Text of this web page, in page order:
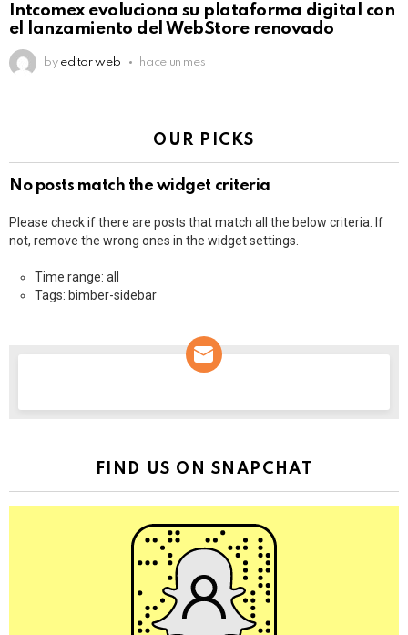
Intcomex evoluciona su plataforma digital con
el lanzamiento del WebStore renovado
by editor web hace un mes
OUR PICKS
No posts match the widget criteria
Please check if there are posts that match all the below criteria. If
not, remove the wrong ones in the widget settings.
Time range: all
Tags: bimber-sidebar
FIND US ON SNAPCHAT